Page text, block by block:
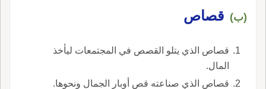
(ب) قصاص
قصاص الذي يتلو القصص في المجتمعات ليأخذ
المال.
قصاص الذي صناعته قص أوبار الجمال ونحوها.